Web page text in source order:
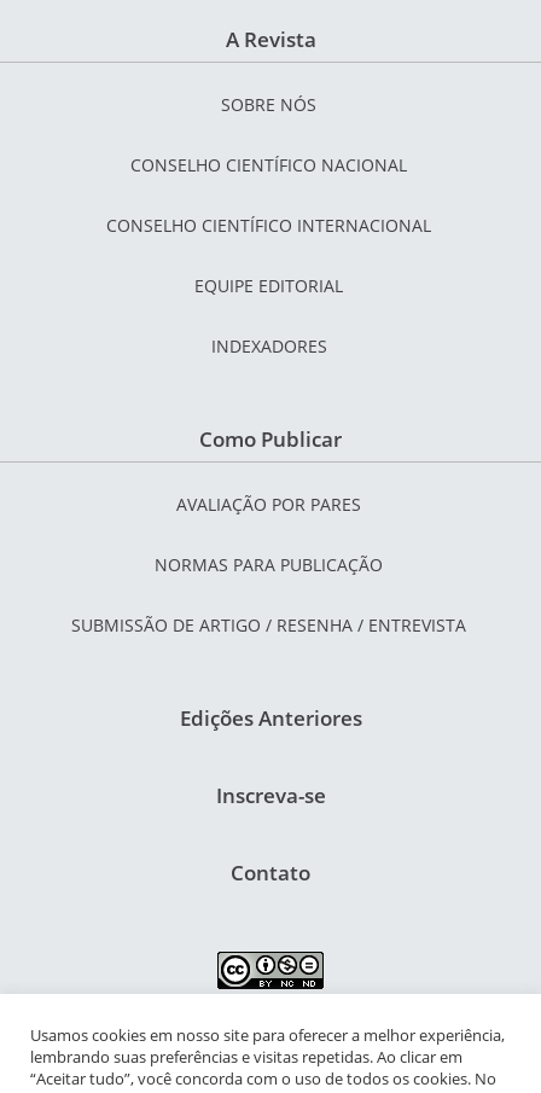
A Revista
SOBRE NÓS
CONSELHO CIENTÍFICO NACIONAL
CONSELHO CIENTÍFICO INTERNACIONAL
EQUIPE EDITORIAL
INDEXADORES
Como Publicar
AVALIAÇÃO POR PARES
NORMAS PARA PUBLICAÇÃO
SUBMISSÃO DE ARTIGO / RESENHA / ENTREVISTA
Edições Anteriores
Inscreva-se
Contato
NIPIAC – Núcleo Interdisciplinar de Pesquisa para a Infância e
Adolescência Contemporâneas
Usamos cookies em nosso site para oferecer a melhor experiência,
lembrando suas preferências e visitas repetidas. Ao clicar em
“Aceitar tudo”, você concorda com o uso de todos os cookies. No